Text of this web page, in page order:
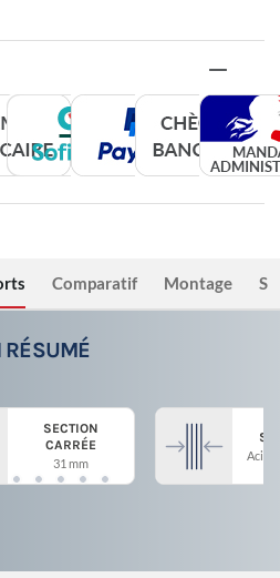
Comparatif Montage
RÉSUMÉ
SECTION
CARRÉE
31 mm
Acier